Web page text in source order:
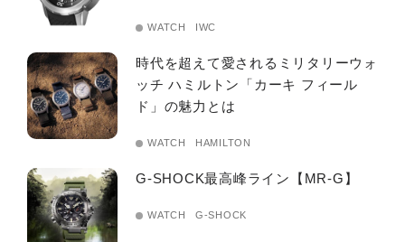
WATCH IWC
時代を超えて愛されるミリタリーウォ
ッチ ハミルトン「カーキ フィール
ド」の魅力とは
WATCH HAMILTON
G-SHOCK最高峰ライン【MR-G】
WATCH G-SHOCK